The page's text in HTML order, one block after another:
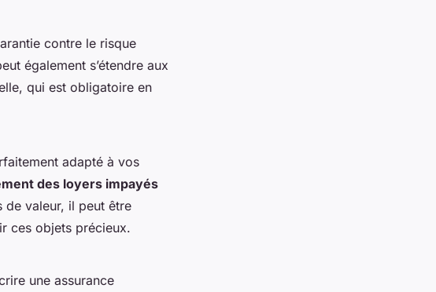
contre le risque
également s’étendre aux
qui est obligatoire en
adapté à vos
des loyers impayés
de valeur, il peut être
ces objets précieux.
une assurance